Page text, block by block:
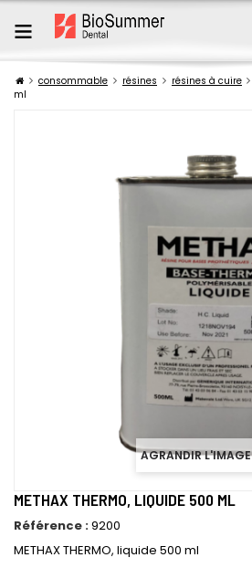
consommable résines résines à cuire
ml
AGRANDIR L'IMAGE
METHAX THERMO, LIQUIDE 500 ML
Référence :9200
METHAX THERMO, liquide 500 ml